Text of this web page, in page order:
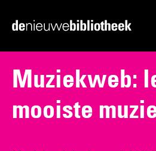
direct
content
direct
footer
Ga
homepagina
Muziekweb:
mooiste